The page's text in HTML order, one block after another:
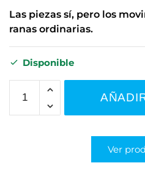
Las piezas sí, pero los
ranas ordinarias.
Disponible
Ver